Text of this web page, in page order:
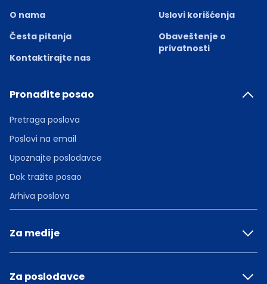
O nama
Česta pitanja
Kontaktirajte nas
Uslovi korišćenja
Obaveštenje o
privatnosti
Pronađite posao
Pretraga poslova
Poslovi na email
Upoznajte poslodavce
Dok tražite posao
Arhiva poslova
Za medije
Za poslodavce